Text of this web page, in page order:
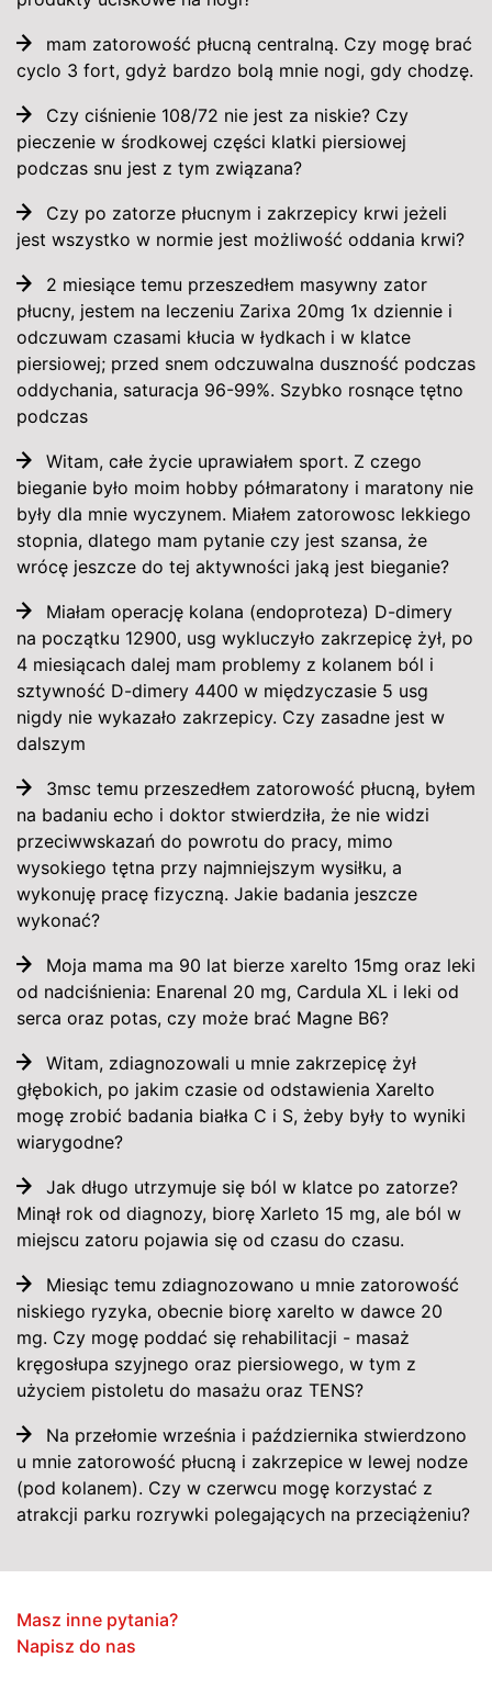
mam zatorowość płucną centralną. Czy mogę brać
cyclo 3 fort, gdyż bardzo bolą mnie nogi, gdy chodzę.
Czy ciśnienie 108/72 nie jest za niskie? Czy
pieczenie w środkowej części klatki piersiowej
podczas snu jest z tym związana?
Czy po zatorze płucnym i zakrzepicy krwi jeżeli
jest wszystko w normie jest możliwość oddania krwi?
2 miesiące temu przeszedłem masywny zator
płucny, jestem na leczeniu Zarixa 20mg 1x dziennie i
odczuwam czasami kłucia w łydkach i w klatce
piersiowej; przed snem odczuwalna duszność podczas
oddychania, saturacja 96-99%. Szybko rosnące tętno
podczas
Witam, całe życie uprawiałem sport. Z czego
bieganie było moim hobby półmaratony i maratony nie
były dla mnie wyczynem. Miałem zatorowosc lekkiego
stopnia, dlatego mam pytanie czy jest szansa, że
wrócę jeszcze do tej aktywności jaką jest bieganie?
Miałam operację kolana (endoproteza) D-dimery
na początku 12900, usg wykluczyło zakrzepicę żył, po
4 miesiącach dalej mam problemy z kolanem ból i
sztywność D-dimery 4400 w międzyczasie 5 usg
nigdy nie wykazało zakrzepicy. Czy zasadne jest w
dalszym
3msc temu przeszedłem zatorowość płucną, byłem
na badaniu echo i doktor stwierdziła, że nie widzi
przeciwwskazań do powrotu do pracy, mimo
wysokiego tętna przy najmniejszym wysiłku, a
wykonuję pracę fizyczną. Jakie badania jeszcze
wykonać?
Moja mama ma 90 lat bierze xarelto 15mg oraz leki
od nadciśnienia: Enarenal 20 mg, Cardula XL i leki od
serca oraz potas, czy może brać Magne B6?
Witam, zdiagnozowali u mnie zakrzepicę żył
głębokich, po jakim czasie od odstawienia Xarelto
mogę zrobić badania białka C i S, żeby były to wyniki
wiarygodne?
Jak długo utrzymuje się ból w klatce po zatorze?
Minął rok od diagnozy, biorę Xarleto 15 mg, ale ból w
miejscu zatoru pojawia się od czasu do czasu.
Miesiąc temu zdiagnozowano u mnie zatorowość
niskiego ryzyka, obecnie biorę xarelto w dawce 20
mg. Czy mogę poddać się rehabilitacji - masaż
kręgosłupa szyjnego oraz piersiowego, w tym z
użyciem pistoletu do masażu oraz TENS?
Na przełomie września i października stwierdzono
u mnie zatorowość płucną i zakrzepice w lewej nodze
(pod kolanem). Czy w czerwcu mogę korzystać z
atrakcji parku rozrywki polegających na przeciążeniu?
Masz inne pytania?
Napisz do nas